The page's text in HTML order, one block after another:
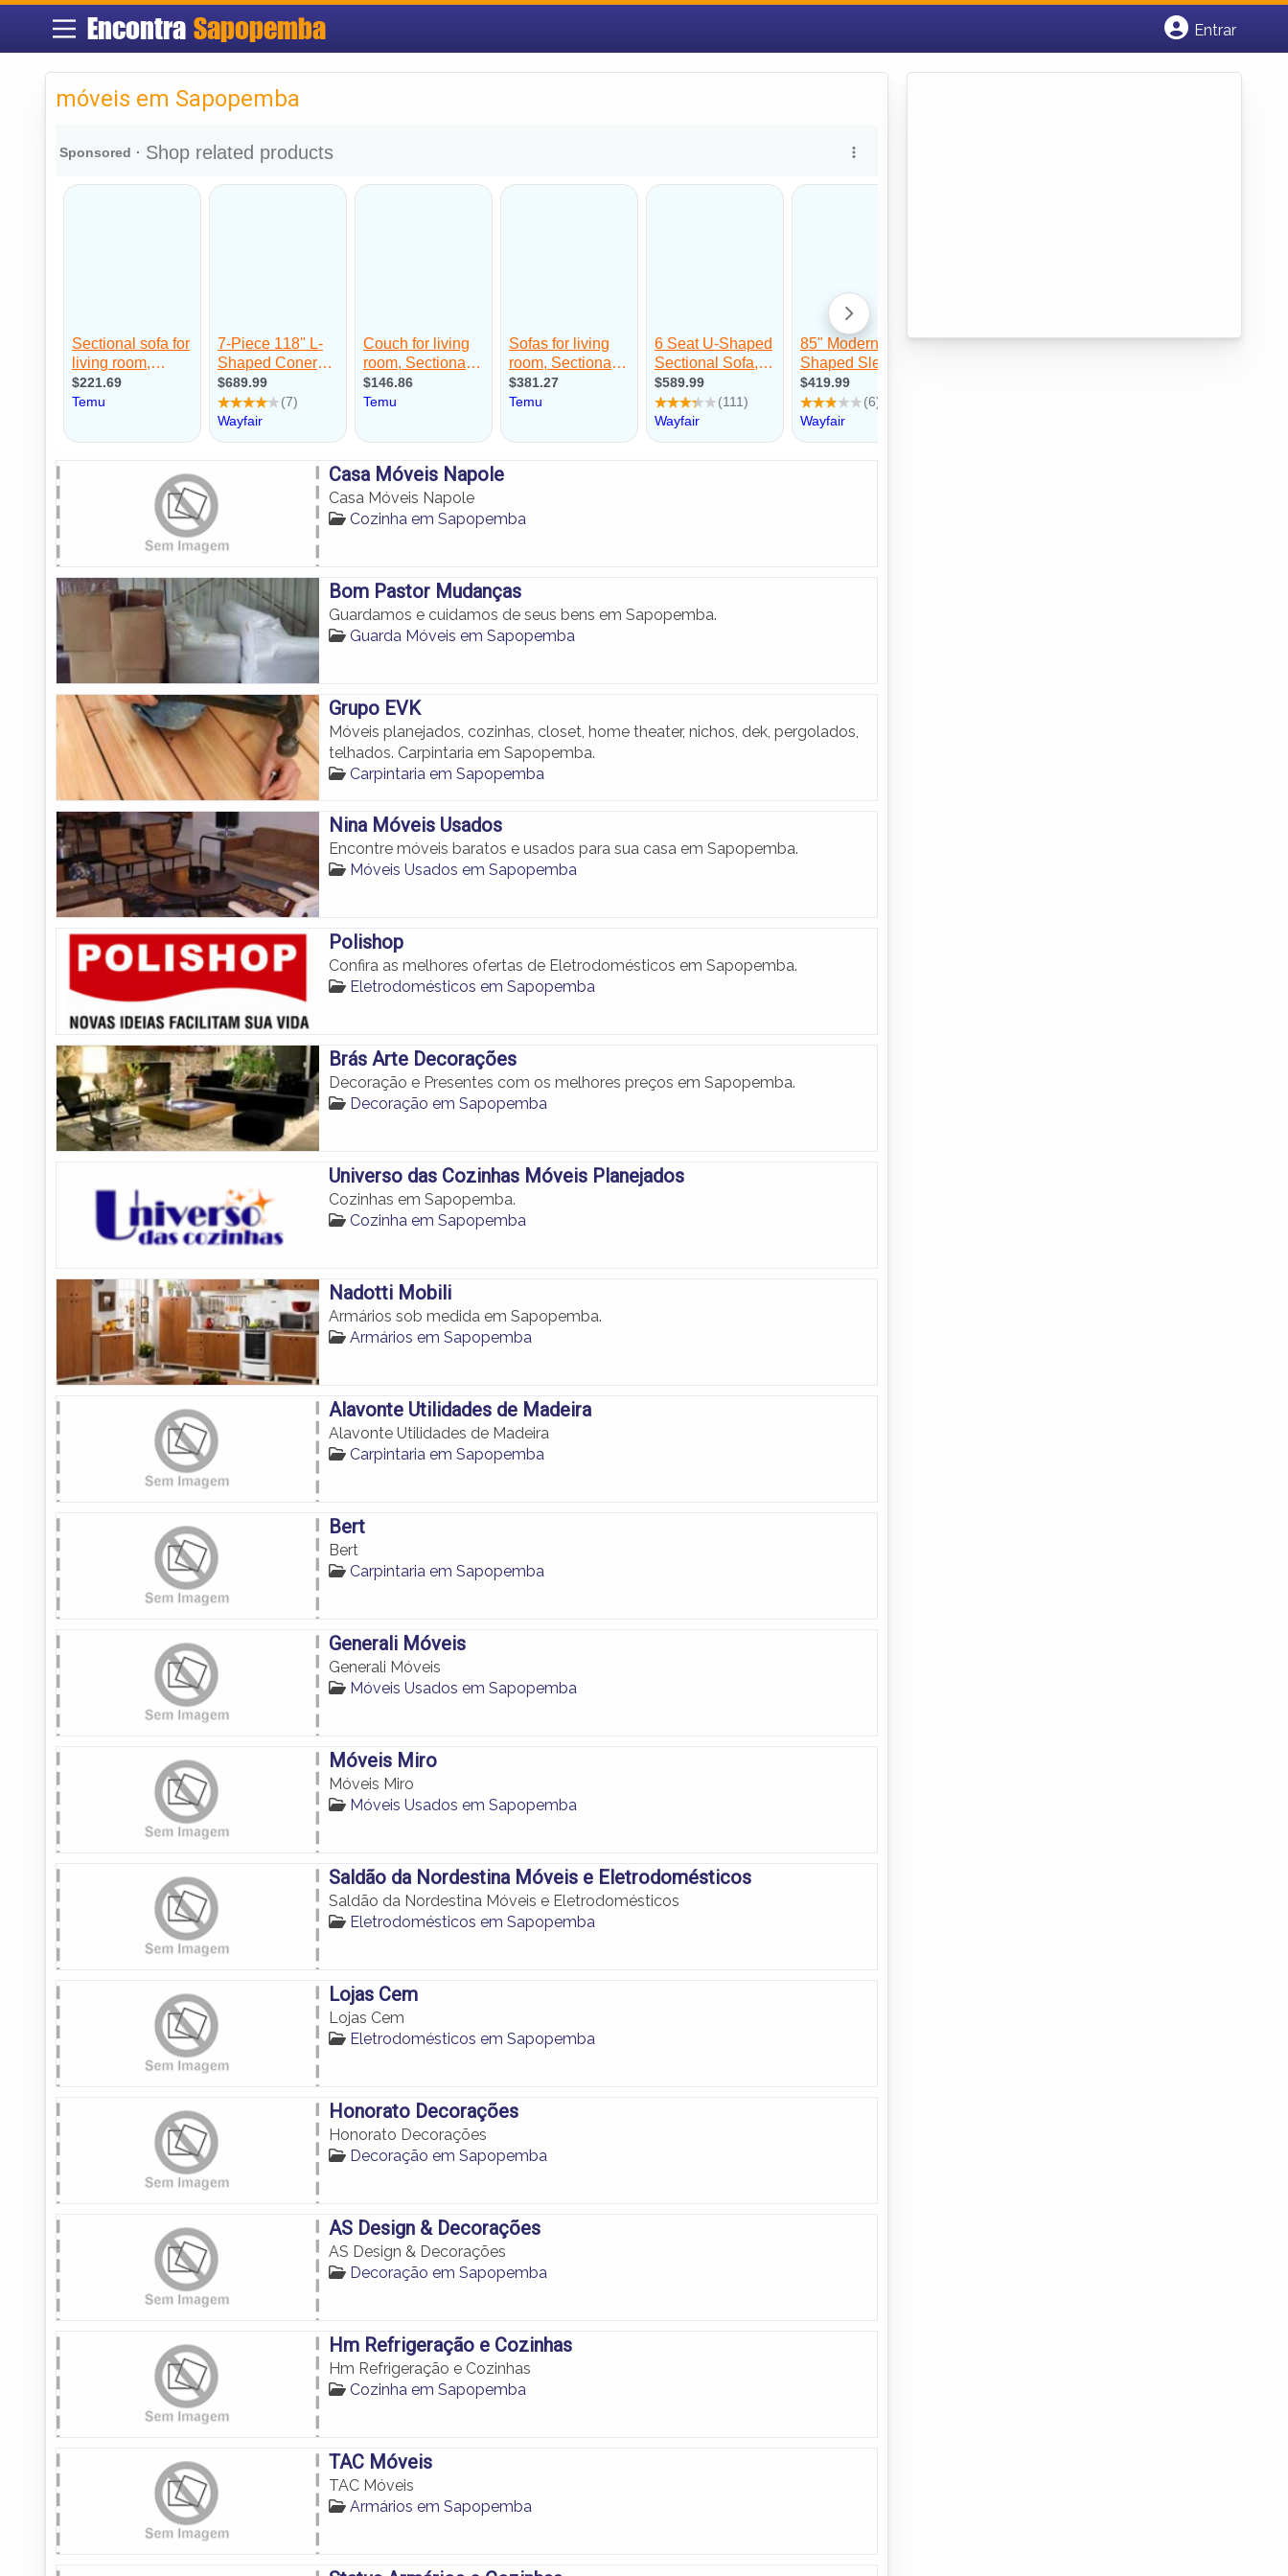
Encontra Sapopemba
Entrar
móveis em Sapopemba
Casa Móveis Napole
Casa Móveis Napole
Cozinha em Sapopemba
Bom Pastor Mudanças
Guardamos e cuidamos de seus bens em Sapopemba.
Guarda Móveis em Sapopemba
Grupo EVK
Móveis planejados, cozinhas, closet, home theater, nichos, dek, pergolados,
telhados. Carpintaria em Sapopemba.
Carpintaria em Sapopemba
Nina Móveis Usados
Encontre móveis baratos e usados para sua casa em Sapopemba.
Móveis Usados em Sapopemba
Polishop
Confira as melhores ofertas de Eletrodomésticos em Sapopemba.
Eletrodomésticos em Sapopemba
Brás Arte Decorações
Decoração e Presentes com os melhores preços em Sapopemba.
Decoração em Sapopemba
Universo das Cozinhas Móveis Planejados
Cozinhas em Sapopemba.
Cozinha em Sapopemba
Nadotti Mobili
Armários sob medida em Sapopemba.
Armários em Sapopemba
Alavonte Utilidades de Madeira
Alavonte Utilidades de Madeira
Carpintaria em Sapopemba
Bert
Bert
Carpintaria em Sapopemba
Generali Móveis
Generali Móveis
Móveis Usados em Sapopemba
Móveis Miro
Móveis Miro
Móveis Usados em Sapopemba
Saldão da Nordestina Móveis e Eletrodomésticos
Saldão da Nordestina Móveis e Eletrodomésticos
Eletrodomésticos em Sapopemba
Lojas Cem
Lojas Cem
Eletrodomésticos em Sapopemba
Honorato Decorações
Honorato Decorações
Decoração em Sapopemba
AS Design & Decorações
AS Design & Decorações
Decoração em Sapopemba
Hm Refrigeração e Cozinhas
Hm Refrigeração e Cozinhas
Cozinha em Sapopemba
TAC Móveis
TAC Móveis
Armários em Sapopemba